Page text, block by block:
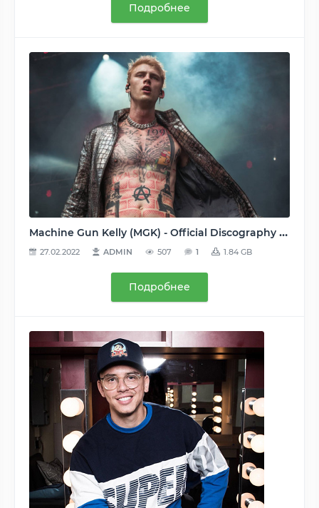
Подробнее
Machine Gun Kelly (MGK) - Official Discography (25 Releases) [2009-2020], MP3, 160-320 kbps
27.02.2022 ADMIN 507 1 1.84 GB
Подробнее